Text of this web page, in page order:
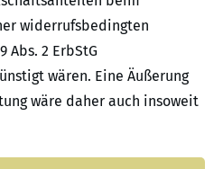
widerrufsbedingten
Abs. 2 ErbStG
wären. Eine Äußerung
wäre daher auch insoweit